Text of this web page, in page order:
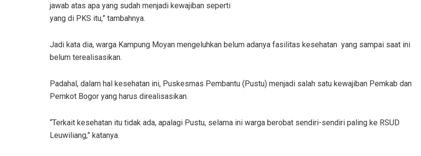
jawab atas apa yang sudah menjadi kewajiban seperti
yang di PKS itu,” tambahnya.
Jadi kata dia, warga Kampung Moyan mengeluhkan belum adanya fasilitas kesehatan yang sampai saat ini
belum terealisasikan.
Padahal, dalam hal kesehatan ini, Puskesmas Pembantu (Pustu) menjadi salah satu kewajiban Pemkab dan
Pemkot Bogor yang harus direalisasikan.
“Terkait kesehatan itu tidak ada, apalagi Pustu, selama ini warga berobat sendiri-sendiri paling ke RSUD
Leuwiliang,” katanya.